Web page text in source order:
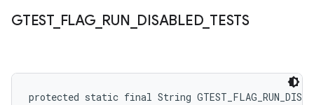
GTEST_ FLAG_ RUN DISABLED_ TESTS
protected static final String